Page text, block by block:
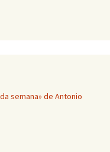
semana» de Antonio